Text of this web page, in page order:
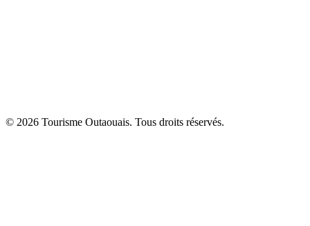
© 2026 Tourisme Outaouais. Tous droits réservés.